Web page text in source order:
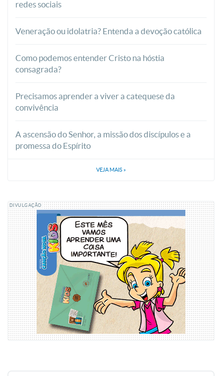
redes sociais
Veneração ou idolatria? Entenda a devoção católica
Como podemos entender Cristo na hóstia
consagrada?
Precisamos aprender a viver a catequese da
convivência
A ascensão do Senhor, a missão dos discípulos e a
promessa do Espírito
VEJA MAIS »
DIVULGAÇÃO